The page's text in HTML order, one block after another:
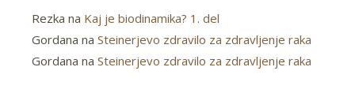
Rezka na Kaj je biodinamika? 1. del
Gordana na Steinerjevo zdravilo za zdravljenje raka
Gordana na Steinerjevo zdravilo za zdravljenje raka